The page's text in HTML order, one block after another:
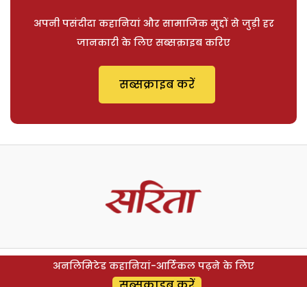
अपनी पसंदीदा कहानियां और सामाजिक मुद्दों से जुड़ी हर
जानकारी के लिए सब्सक्राइब करिए
सब्सक्राइब करें
अनलिमिटेड कहानियां-आर्टिकल पढ़ने के लिए